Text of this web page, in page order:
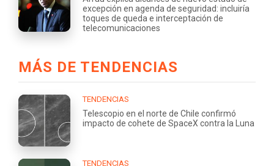
excepción en agenda de seguridad: incluiría
toques de queda e interceptación de
telecomunicaciones
MÁS DE TENDENCIAS
TENDENCIAS
Telescopio en el norte de Chile confirmó
impacto de cohete de SpaceX contra la Luna
TENDENCIAS